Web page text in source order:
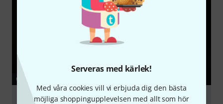
Serveras med kärlek!
Med våra cookies vill vi erbjuda dig den bästa
möjliga shoppingupplevelsen med allt som hör
GUIDE
Acoustic Guitars